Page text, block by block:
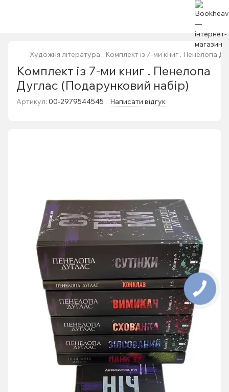
Художня література Комплект із 7-ми книг . Пенелопа
Комплект із 7-ми книг . Пенелопа
Дуглас (Подарунковий набір)
Артикул: 00-2979544545 Написати відгук